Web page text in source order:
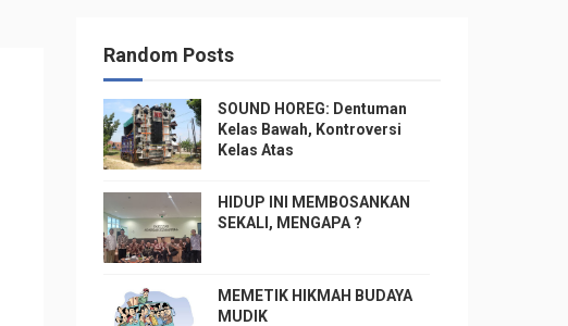
Random Posts
SOUND HOREG: Dentuman
Kelas Bawah, Kontroversi
Kelas Atas
HIDUP INI MEMBOSANKAN
SEKALI, MENGAPA ?
MEMETIK HIKMAH BUDAYA
MUDIK